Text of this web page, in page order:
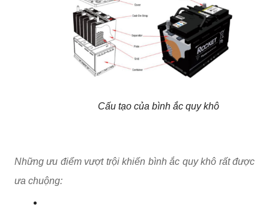
Cấu tạo của bình ắc quy khô
Những ưu điểm vượt trội khiến bình ắc quy khô rất được
ưa chuộng: